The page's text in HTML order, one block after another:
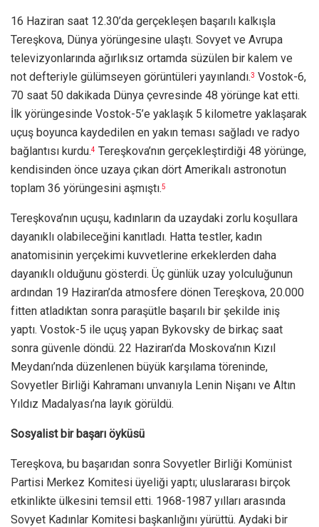
16 Haziran saat 12.30’da gerçekleşen başarılı kalkışla
Tereşkova, Dünya yörüngesine ulaştı. Sovyet ve Avrupa
televizyonlarında ağırlıksız ortamda süzülen bir kalem ve
not defteriyle gülümseyen görüntüleri yayınlandı.3 Vostok-6,
70 saat 50 dakikada Dünya çevresinde 48 yörünge kat etti.
İlk yörüngesinde Vostok-5’e yaklaşık 5 kilometre yaklaşarak
uçuş boyunca kaydedilen en yakın teması sağladı ve radyo
bağlantısı kurdu.4 Tereşkova’nın gerçekleştirdiği 48 yörünge,
kendisinden önce uzaya çıkan dört Amerikalı astronotun
toplam 36 yörüngesini aşmıştı.5
Tereşkova’nın uçuşu, kadınların da uzaydaki zorlu koşullara
dayanıklı olabileceğini kanıtladı. Hatta testler, kadın
anatomisinin yerçekimi kuvvetlerine erkeklerden daha
dayanıklı olduğunu gösterdi. Üç günlük uzay yolculuğunun
ardından 19 Haziran’da atmosfere dönen Tereşkova, 20.000
fitten atladıktan sonra paraşütle başarılı bir şekilde iniş
yaptı. Vostok-5 ile uçuş yapan Bykovsky de birkaç saat
sonra güvenle döndü. 22 Haziran’da Moskova’nın Kızıl
Meydanı’nda düzenlenen büyük karşılama töreninde,
Sovyetler Birliği Kahramanı unvanıyla Lenin Nişanı ve Altın
Yıldız Madalyası’na layık görüldü.
Sosyalist bir başarı öyküsü
Tereşkova, bu başarıdan sonra Sovyetler Birliği Komünist
Partisi Merkez Komitesi üyeliği yaptı; uluslararası birçok
etkinlikte ülkesini temsil etti. 1968-1987 yılları arasında
Sovyet Kadınlar Komitesi başkanlığını yürüttü. Aydaki bir